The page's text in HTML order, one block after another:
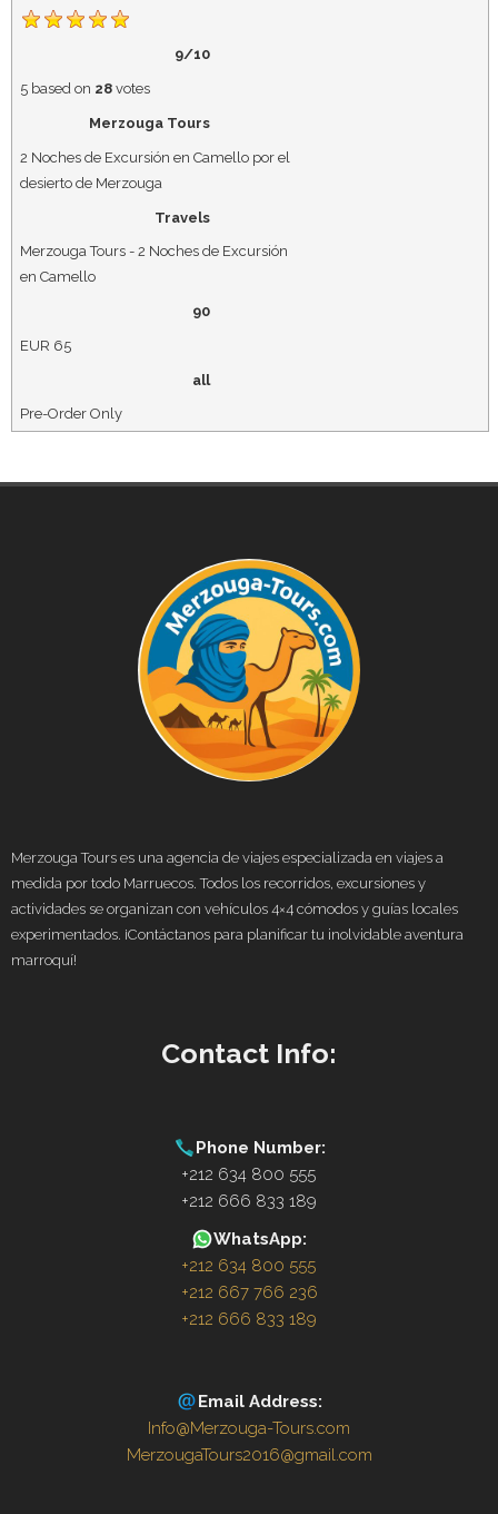
9/10
5based on 28votes
Merzouga Tours
2 Noches de Excursión en Camello por el
desierto de Merzouga
Travels
Merzouga Tours - 2 Noches de Excursión
en Camello
90
EUR 65
all
Pre-Order Only
Merzouga Tours es una agencia de viajes especializada en viajes a
medida por todo Marruecos. Todos los recorridos, excursiones y
actividades se organizan con vehículos 4×4 cómodos y guías locales
experimentados. ¡Contáctanos para planificar tu inolvidable aventura
marroquí!
Contact Info:
Phone Number:
+212 634 800 555
+212 666 833 189
WhatsApp:
+212 634 800 555
+212 667 766 236
+212 666 833 189
Email Address:
Info@Merzouga-Tours.com
MerzougaTours2016@gmail.com